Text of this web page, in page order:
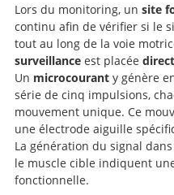
Lors du monitoring, un site
continu afin de vérifier si le
tout au long de la voie
surveillanceest placée
Un microcouranty génère
série de cinq impulsions,
mouvement unique. Ce
une électrode aiguille
La génération du signal
le muscle cible indiquent
fonctionnelle.